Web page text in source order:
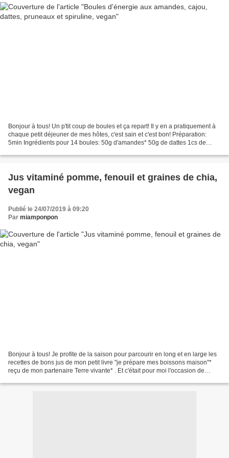
Bonjour à tous! Un p'tit coup de boules et ça repart! Il y en a pratiquement à
chaque petit déjeuner de mes hôtes, c'est sain et c'est bon! Préparation:
5min Ingrédients pour 14 boules: 50g d'amandes* 50g de dattes 1cs de
Jus vitaminé pomme, fenouil et graines de chia,
vegan
Publié le 24/07/2019 à 09:20
Par miamponpon
Bonjour à tous! Je profite de la saison pour parcourir en long et en large les
recettes de bons jus de mon petit livre "je prépare mes boissons maison"*
reçu de mon partenaire Terre vivante* . Et c'était pour moi l'occasion de